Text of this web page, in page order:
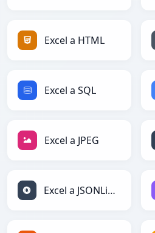
Excel a HTML
Excel a SQL
Excel a JPEG
Excel a JSONLines